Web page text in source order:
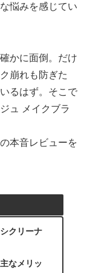
悩みを感じてい
かに面倒。だけ
崩れも防ぎた
るはず。そこで
ュ メイクブラ
本音レビューを
クリーナ
なメリッ